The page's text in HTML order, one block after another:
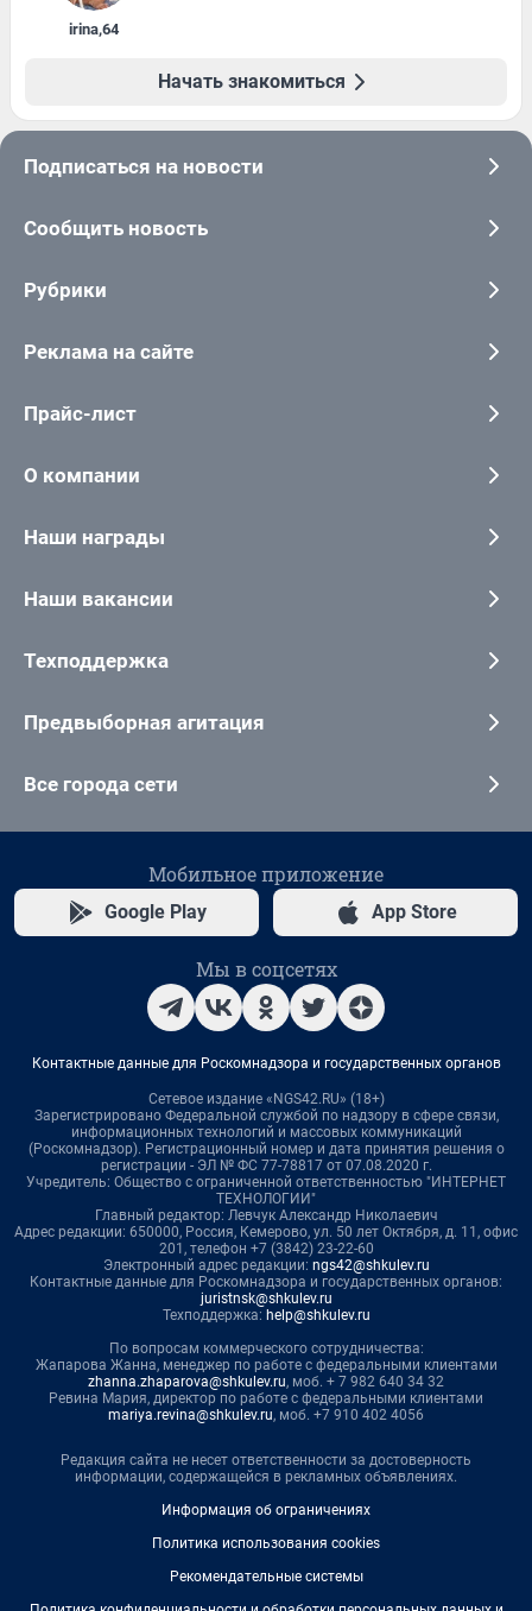
irina,64
Начать знакомиться
Подписаться на новости
Сообщить новость
Рубрики
Реклама на сайте
Прайс-лист
О компании
Наши награды
Наши вакансии
Техподдержка
Предвыборная агитация
Все города сети
Мобильное приложение
Google Play App Store
Мы в соцсетях
Контактные данные для Роскомнадзора и государственных органов
Сетевое издание «NGS42.RU» (18+)
Зарегистрировано Федеральной службой по надзору в сфере связи,
информационных технологий и массовых коммуникаций
(Роскомнадзор). Регистрационный номер и дата принятия решения о
регистрации - ЭЛ № ФС 77-78817 от 07.08.2020 г.
Учредитель: Общество с ограниченной ответственностью "ИНТЕРНЕТ
ТЕХНОЛОГИИ"
Главный редактор: Левчук Александр Николаевич
Адрес редакции: 650000, Россия, Кемерово, ул. 50 лет Октября, д. 11, офис
201, телефон +7 (3842) 23-22-60
Электронный адрес редакции: ngs42@shkulev.ru
Контактные данные для Роскомнадзора и государственных органов:
juristnsk@shkulev.ru
Техподдержка: help@shkulev.ru
По вопросам коммерческого сотрудничества:
Жапарова Жанна, менеджер по работе с федеральными клиентами
zhanna.zhaparova@shkulev.ru, моб. + 7 982 640 34 32
Ревина Мария, директор по работе с федеральными клиентами
mariya.revina@shkulev.ru, моб. +7 910 402 4056
Редакция сайта не несет ответственности за достоверность
информации, содержащейся в рекламных объявлениях.
Информация об ограничениях
Политика использования cookies
Рекомендательные системы